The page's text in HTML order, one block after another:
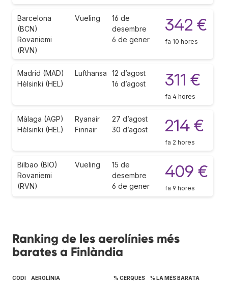
Barcelona
(BCN)
Rovaniemi
(RVN)
Vueling
16 de
desembre
6 de gener
342 €
fa 10 hores
Madrid (MAD)
Hèlsinki (HEL)
Lufthansa
12 d’agost
16 d’agost
311 €
fa 4 hores
Màlaga (AGP)
Hèlsinki (HEL)
Ryanair
Finnair
27 d’agost
30 d’agost
214 €
fa 2 hores
Bilbao (BIO)
Rovaniemi
(RVN)
Vueling
15 de
desembre
6 de gener
409 €
fa 9 hores
Ranking de les aerolínies més
barates a Finlàndia
CODI AEROLÍNIA % CERQUES % LA MÉS BARATA